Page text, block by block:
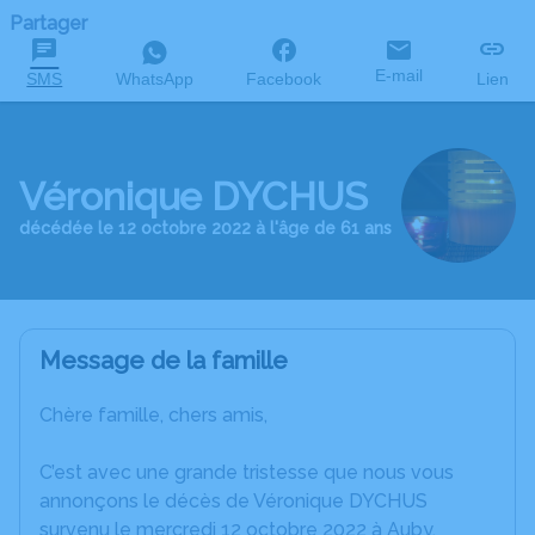
Partager
SMS WhatsApp Facebook E-mail Lien
Véronique DYCHUS
décédée le 12 octobre 2022 à l'âge de 61 ans
Message de la famille
Chère famille, chers amis,
C’est avec une grande tristesse que nous vous
annonçons le décès de Véronique DYCHUS
survenu le mercredi 12 octobre 2022 à Auby.